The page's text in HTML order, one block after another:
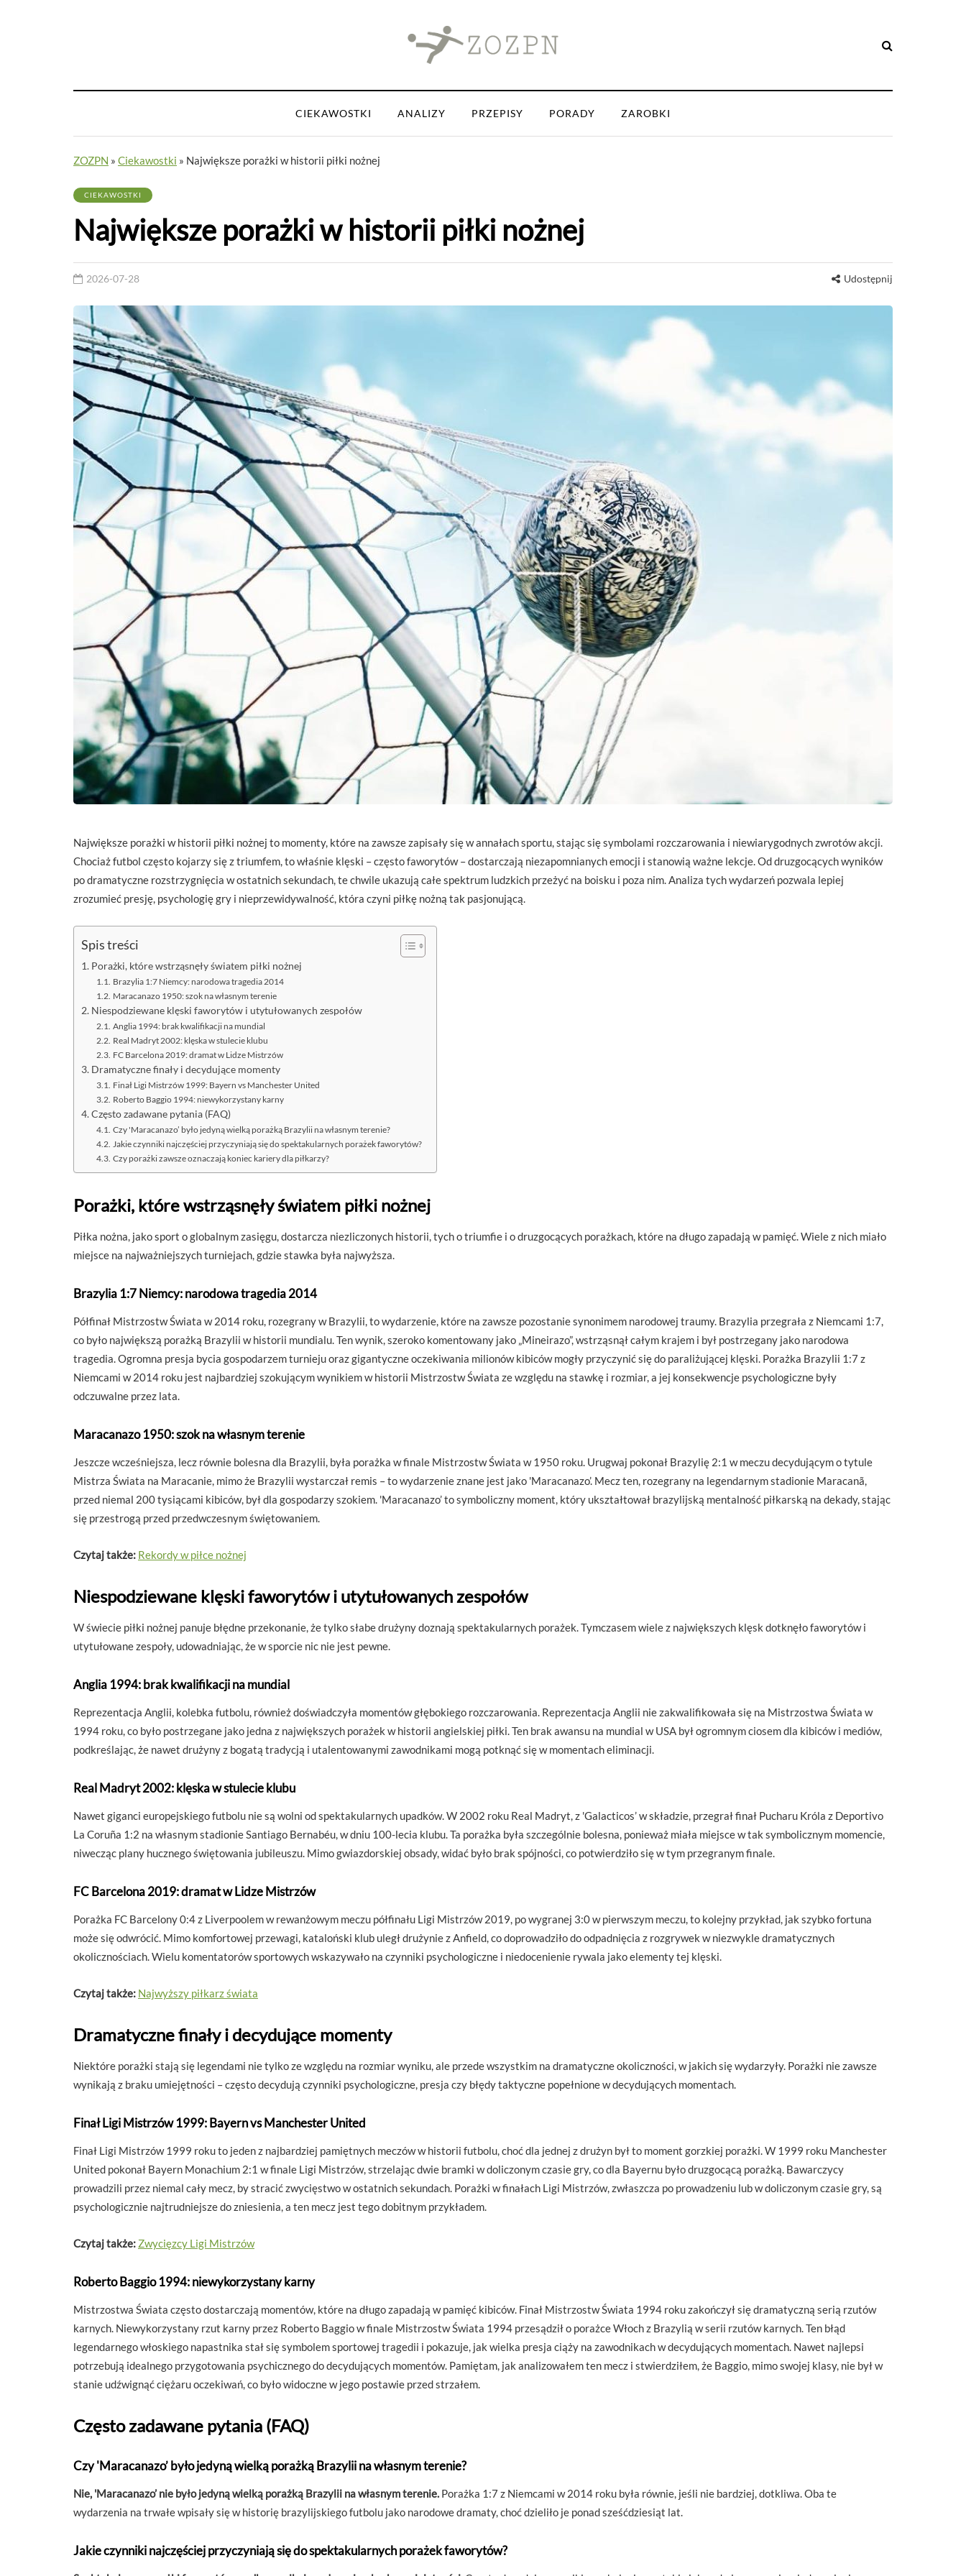
CIEKAWOSTKI ANALIZY PRZEPISY PORADY ZAROBKI
ZOZPN » Ciekawostki » Największe porażki w historii piłki nożnej
CIEKAWOSTKI
Największe porażki w historii piłki nożnej
2026-07-28 Udostępnij
Największe porażki w historii piłki nożnej to momenty, które na zawsze zapisały się w annałach sportu, stając się symbolami rozczarowania i niewiarygodnych zwrotów akcji.
Chociaż futbol często kojarzy się z triumfem, to właśnie klęski – często faworytów – dostarczają niezapomnianych emocji i stanowią ważne lekcje. Od druzgocących wyników
po dramatyczne rozstrzygnięcia w ostatnich sekundach, te chwile ukazują całe spektrum ludzkich przeżyć na boisku i poza nim. Analiza tych wydarzeń pozwala lepiej
zrozumieć presję, psychologię gry i nieprzewidywalność, która czyni piłkę nożną tak pasjonującą.
Spis treści
Porażki, które wstrząsnęły światem piłki nożnej
Brazylia 1:7 Niemcy: narodowa tragedia 2014
Maracanazo 1950: szok na własnym terenie
Niespodziewane klęski faworytów i utytułowanych zespołów
Anglia 1994: brak kwalifikacji na mundial
Real Madryt 2002: klęska w stulecie klubu
FC Barcelona 2019: dramat w Lidze Mistrzów
Dramatyczne finały i decydujące momenty
Finał Ligi Mistrzów 1999: Bayern vs Manchester United
Roberto Baggio 1994: niewykorzystany karny
Często zadawane pytania (FAQ)
Czy 'Maracanazo’ było jedyną wielką porażką Brazylii na własnym terenie?
Jakie czynniki najczęściej przyczyniają się do spektakularnych porażek faworytów?
Czy porażki zawsze oznaczają koniec kariery dla piłkarzy?
Porażki, które wstrząsnęły światem piłki nożnej
Piłka nożna, jako sport o globalnym zasięgu, dostarcza niezliczonych historii, tych o triumfie i o druzgocących porażkach, które na długo zapadają w pamięć. Wiele z nich miało
miejsce na najważniejszych turniejach, gdzie stawka była najwyższa.
Brazylia 1:7 Niemcy: narodowa tragedia 2014
Półfinał Mistrzostw Świata w 2014 roku, rozegrany w Brazylii, to wydarzenie, które na zawsze pozostanie synonimem narodowej traumy. Brazylia przegrała z Niemcami 1:7,
co było największą porażką Brazylii w historii mundialu. Ten wynik, szeroko komentowany jako „Mineirazo”, wstrząsnął całym krajem i był postrzegany jako narodowa
tragedia. Ogromna presja bycia gospodarzem turnieju oraz gigantyczne oczekiwania milionów kibiców mogły przyczynić się do paraliżującej klęski. Porażka Brazylii 1:7 z
Niemcami w 2014 roku jest najbardziej szokującym wynikiem w historii Mistrzostw Świata ze względu na stawkę i rozmiar, a jej konsekwencje psychologiczne były
odczuwalne przez lata.
Maracanazo 1950: szok na własnym terenie
Jeszcze wcześniejsza, lecz równie bolesna dla Brazylii, była porażka w finale Mistrzostw Świata w 1950 roku. Urugwaj pokonał Brazylię 2:1 w meczu decydującym o tytule
Mistrza Świata na Maracanie, mimo że Brazylii wystarczał remis – to wydarzenie znane jest jako 'Maracanazo’. Mecz ten, rozegrany na legendarnym stadionie Maracanã,
przed niemal 200 tysiącami kibiców, był dla gospodarzy szokiem. 'Maracanazo’ to symboliczny moment, który ukształtował brazylijską mentalność piłkarską na dekady, stając
się przestrogą przed przedwczesnym świętowaniem.
Czytaj także: Rekordy w piłce nożnej
Niespodziewane klęski faworytów i utytułowanych zespołów
W świecie piłki nożnej panuje błędne przekonanie, że tylko słabe drużyny doznają spektakularnych porażek. Tymczasem wiele z największych klęsk dotknęło faworytów i
utytułowane zespoły, udowadniając, że w sporcie nic nie jest pewne.
Anglia 1994: brak kwalifikacji na mundial
Reprezentacja Anglii, kolebka futbolu, również doświadczyła momentów głębokiego rozczarowania. Reprezentacja Anglii nie zakwalifikowała się na Mistrzostwa Świata w
1994 roku, co było postrzegane jako jedna z największych porażek w historii angielskiej piłki. Ten brak awansu na mundial w USA był ogromnym ciosem dla kibiców i mediów,
podkreślając, że nawet drużyny z bogatą tradycją i utalentowanymi zawodnikami mogą potknąć się w momentach eliminacji.
Real Madryt 2002: klęska w stulecie klubu
Nawet giganci europejskiego futbolu nie są wolni od spektakularnych upadków. W 2002 roku Real Madryt, z 'Galacticos’ w składzie, przegrał finał Pucharu Króla z Deportivo
La Coruña 1:2 na własnym stadionie Santiago Bernabéu, w dniu 100-lecia klubu. Ta porażka była szczególnie bolesna, ponieważ miała miejsce w tak symbolicznym momencie,
niwecząc plany hucznego świętowania jubileuszu. Mimo gwiazdorskiej obsady, widać było brak spójności, co potwierdziło się w tym przegranym finale.
FC Barcelona 2019: dramat w Lidze Mistrzów
Porażka FC Barcelony 0:4 z Liverpoolem w rewanżowym meczu półfinału Ligi Mistrzów 2019, po wygranej 3:0 w pierwszym meczu, to kolejny przykład, jak szybko fortuna
może się odwrócić. Mimo komfortowej przewagi, kataloński klub uległ drużynie z Anfield, co doprowadziło do odpadnięcia z rozgrywek w niezwykle dramatycznych
okolicznościach. Wielu komentatorów sportowych wskazywało na czynniki psychologiczne i niedocenienie rywala jako elementy tej klęski.
Czytaj także: Najwyższy piłkarz świata
Dramatyczne finały i decydujące momenty
Niektóre porażki stają się legendami nie tylko ze względu na rozmiar wyniku, ale przede wszystkim na dramatyczne okoliczności, w jakich się wydarzyły. Porażki nie zawsze
wynikają z braku umiejętności – często decydują czynniki psychologiczne, presja czy błędy taktyczne popełnione w decydujących momentach.
Finał Ligi Mistrzów 1999: Bayern vs Manchester United
Finał Ligi Mistrzów 1999 roku to jeden z najbardziej pamiętnych meczów w historii futbolu, choć dla jednej z drużyn był to moment gorzkiej porażki. W 1999 roku Manchester
United pokonał Bayern Monachium 2:1 w finale Ligi Mistrzów, strzelając dwie bramki w doliczonym czasie gry, co dla Bayernu było druzgocącą porażką. Bawarczycy
prowadzili przez niemal cały mecz, by stracić zwycięstwo w ostatnich sekundach. Porażki w finałach Ligi Mistrzów, zwłaszcza po prowadzeniu lub w doliczonym czasie gry, są
psychologicznie najtrudniejsze do zniesienia, a ten mecz jest tego dobitnym przykładem.
Czytaj także: Zwycięzcy Ligi Mistrzów
Roberto Baggio 1994: niewykorzystany karny
Mistrzostwa Świata często dostarczają momentów, które na długo zapadają w pamięć kibiców. Finał Mistrzostw Świata 1994 roku zakończył się dramatyczną serią rzutów
karnych. Niewykorzystany rzut karny przez Roberto Baggio w finale Mistrzostw Świata 1994 przesądził o porażce Włoch z Brazylią w serii rzutów karnych. Ten błąd
legendarnego włoskiego napastnika stał się symbolem sportowej tragedii i pokazuje, jak wielka presja ciąży na zawodnikach w decydujących momentach. Nawet najlepsi
potrzebują idealnego przygotowania psychicznego do decydujących momentów. Pamiętam, jak analizowałem ten mecz i stwierdziłem, że Baggio, mimo swojej klasy, nie był w
stanie udźwignąć ciężaru oczekiwań, co było widoczne w jego postawie przed strzałem.
Często zadawane pytania (FAQ)
Czy 'Maracanazo’ było jedyną wielką porażką Brazylii na własnym terenie?
Nie, 'Maracanazo’ nie było jedyną wielką porażką Brazylii na własnym terenie. Porażka 1:7 z Niemcami w 2014 roku była równie, jeśli nie bardziej, dotkliwa. Oba te
wydarzenia na trwałe wpisały się w historię brazylijskiego futbolu jako narodowe dramaty, choć dzieliło je ponad sześćdziesiąt lat.
Jakie czynniki najczęściej przyczyniają się do spektakularnych porażek faworytów?